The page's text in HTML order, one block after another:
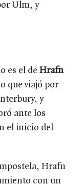
Ulm, y
es el de Hrafn
que viajó por
y
ante los
el inicio del
Hrafn
con un